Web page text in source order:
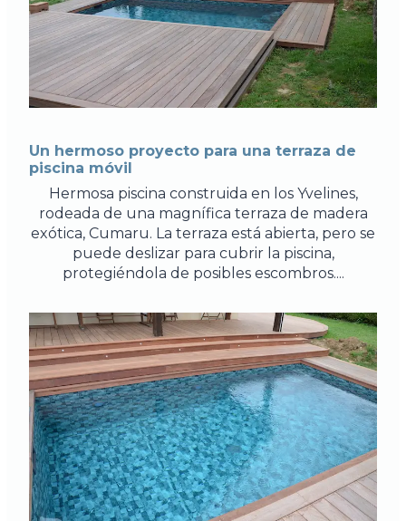
Un hermoso proyecto para una terraza de
piscina móvil
Hermosa piscina construida en los Yvelines,
rodeada de una magnífica terraza de madera
exótica, Cumaru. La terraza está abierta, pero se
puede deslizar para cubrir la piscina,
protegiéndola de posibles escombros....